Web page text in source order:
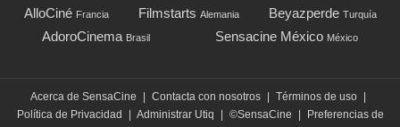
AlloCiné Francia Filmstarts Alemania Beyazperde Turquía
AdoroCinema Brasil Sensacine México México
Acerca de SensaCine Contacta con nosotros Términos de uso
Política de Privacidad
Administrar Utiq ©SensaCine
Preferencias de